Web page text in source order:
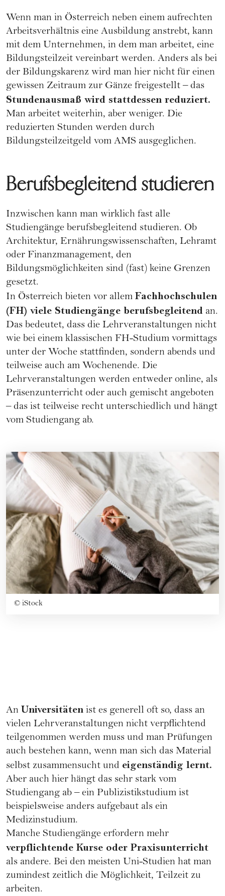
Wenn man in Österreich neben einem aufrechten
Arbeitsverhältnis eine Ausbildung anstrebt, kann
mit dem Unternehmen, in dem man arbeitet, eine
Bildungsteilzeit vereinbart werden. Anders als bei
der Bildungskarenz wird man hier nicht für einen
gewissen Zeitraum zur Gänze freigestellt – das
Stundenausmaß wird stattdessen reduziert.
Man arbeitet weiterhin, aber weniger. Die
reduzierten Stunden werden durch
Bildungsteilzeitgeld vom AMS ausgeglichen.
Berufsbegleitend studieren
Inzwischen kann man wirklich fast alle
Studiengänge berufsbegleitend studieren. Ob
Architektur, Ernährungswissenschaften, Lehramt
oder Finanzmanagement, den
Bildungsmöglichkeiten sind (fast) keine Grenzen
gesetzt.
In Österreich bieten vor allem Fachhochschulen
(FH) viele Studiengänge berufsbegleitend an.
Das bedeutet, dass die Lehrveranstaltungen nicht
wie bei einem klassischen FH-Studium vormittags
unter der Woche stattfinden, sondern abends und
teilweise auch am Wochenende. Die
Lehrveranstaltungen werden entweder online, als
Präsenzunterricht oder auch gemischt angeboten
– das ist teilweise recht unterschiedlich und hängt
vom Studiengang ab.
© iStock
An Universitäten ist es generell oft so, dass an
vielen Lehrveranstaltungen nicht verpflichtend
teilgenommen werden muss und man Prüfungen
auch bestehen kann, wenn man sich das Material
selbst zusammensucht und eigenständig lernt.
Aber auch hier hängt das sehr stark vom
Studiengang ab – ein Publizistikstudium ist
beispielsweise anders aufgebaut als ein
Medizinstudium.
Manche Studiengänge erfordern mehr
verpflichtende Kurse oder Praxisunterricht
als andere. Bei den meisten Uni-Studien hat man
zumindest zeitlich die Möglichkeit, Teilzeit zu
arbeiten.